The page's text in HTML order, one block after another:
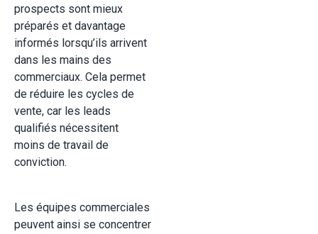
prospects sont mieux
préparés et davantage
informés lorsqu’ils arrivent
dans les mains des
commerciaux. Cela permet
de réduire les cycles de
vente, car les leads
qualifiés nécessitent
moins de travail de
conviction.
Les équipes commerciales
peuvent ainsi se concentrer